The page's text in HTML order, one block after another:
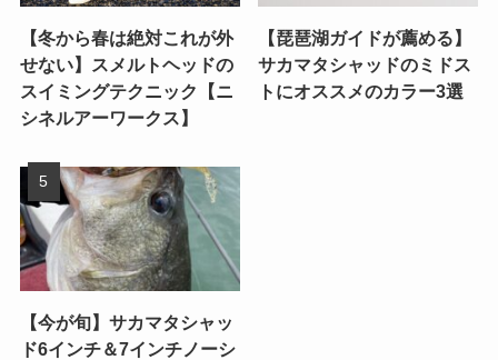
【冬から春は絶対これが外
せない】スメルトヘッドの
スイミングテクニック【ニ
シネルアーワークス】
【琵琶湖ガイドが薦める】
サカマタシャッドのミドス
トにオススメのカラー3選
【今が旬】サカマタシャッ
ド6インチ＆7インチノーシ